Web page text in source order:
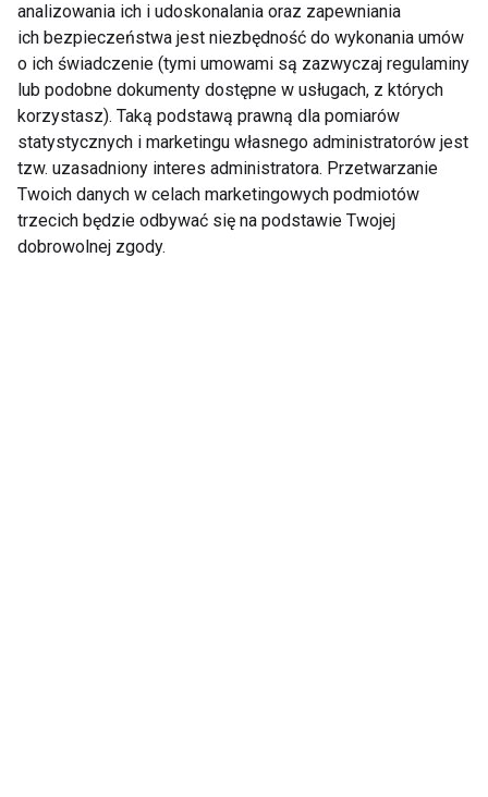
do wszystkich
rodziców: szczepmy
dzieci przeciw grypie
swoje dzieci!
Pokaż więcej
Edukacja dziecka
analizowania ich i udoskonalania oraz zapewniania
ich bezpieczeństwa jest niezbędność do wykonania umów
o ich świadczenie (tymi umowami są zazwyczaj regulaminy
lub podobne dokumenty dostępne w usługach, z których
korzystasz). Taką podstawą prawną dla pomiarów
statystycznych i marketingu własnego administratorów jest
tzw. uzasadniony interes administratora. Przetwarzanie
Twoich danych w celach marketingowych podmiotów
trzecich będzie odbywać się na podstawie Twojej
dobrowolnej zgody.